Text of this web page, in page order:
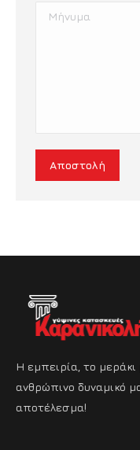
Μήνυμα
Αποστολή
Η εμπειρία, το
ανθρώπινο δυναμικό
αποτέλεσμα!